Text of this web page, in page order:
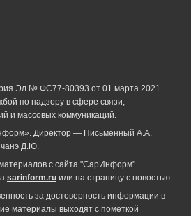
Эл № ФС77-80393 от 01 марта 2021
по надзору в сфере связи,
и массовых коммуникаций.
Директор — Письменный А.А.
Д.Ю.
с сайта "СарИнформ"
sarinform.ru или на страницу с новостью.
за достоверность информации в
материалы выходят с пометкой